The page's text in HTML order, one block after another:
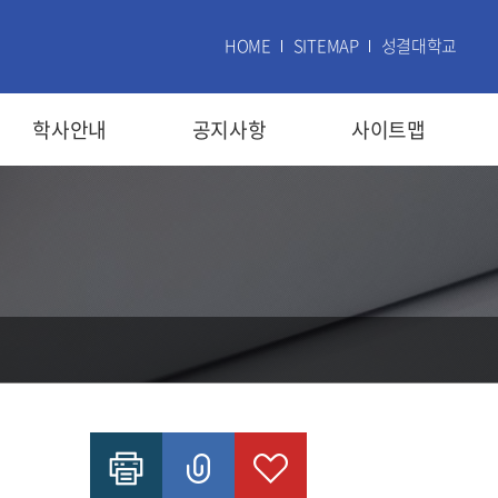
HOME SITEMAP 성결대학교
학사안내 공지사항 사이트맵